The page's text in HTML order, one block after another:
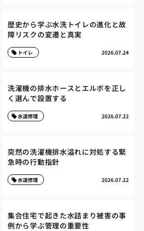
歴史から学ぶ水洗トイレの進化と故
障リスクの変遷と真実
2026.07.24
トイレ
洗濯機の排水ホースとエルボを正し
く選んで設置する
2026.07.22
水道修理
突然の洗濯機排水溢れに対処する緊
急時の行動指針
2026.07.22
水道修理
集合住宅で起きた水詰まり被害の事
例から学ぶ管理の重要性